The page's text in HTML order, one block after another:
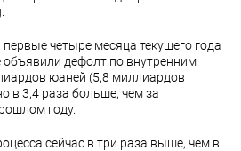
четыре месяца текущего года
объявили дефолт по внутренним
юаней (5,8 миллиардов
в 3,4 раза больше, чем за
году.
сейчас в три раза выше, чем в